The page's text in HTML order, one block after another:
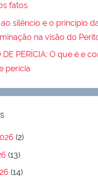
fatos
silêncio e o princípio
na visão do
DE PERÍCIA: O que é e
perícia
(2)
(13)
(14)